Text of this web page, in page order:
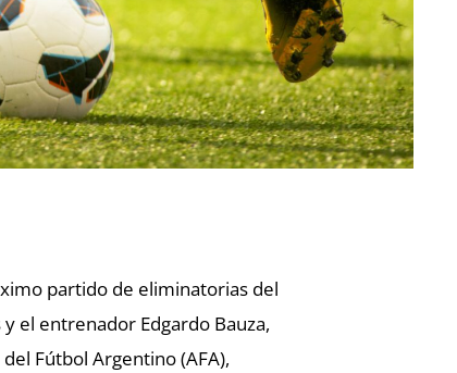
partido de eliminatorias del
el entrenador Edgardo Bauza,
Fútbol Argentino (AFA),